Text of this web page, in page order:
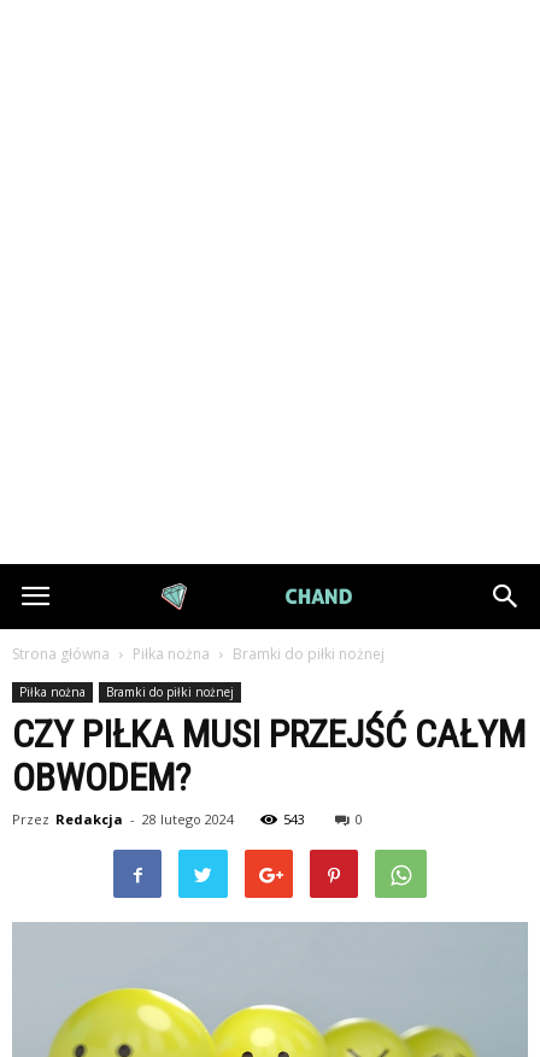
DiamondChand.pl
Strona główna Piłka nożna Bramki do piłki nożnej
Piłka nożna Bramki do piłki nożnej
CZY PIŁKA MUSI PRZEJŚĆ CAŁYM
OBWODEM?
Przez Redakcja - 28 lutego 2024 543 0